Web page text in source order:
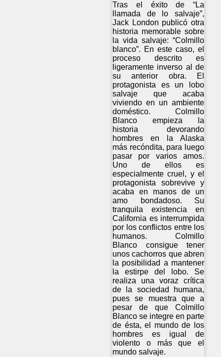
Tras el éxito de “La
llamada de lo salvaje”,
Jack London publicó otra
historia memorable sobre
la vida salvaje: “Colmillo
blanco”. En este caso, el
proceso descrito es
ligeramente inverso al de
su anterior obra. El
protagonista es un lobo
salvaje que acaba
viviendo en un ambiente
doméstico. Colmillo
Blanco empieza la
historia devorando
hombres en la Alaska
más recóndita, para luego
pasar por varios amos.
Uno de ellos es
especialmente cruel, y el
protagonista sobrevive y
acaba en manos de un
amo bondadoso. Su
tranquila existencia en
California es interrumpida
por los conflictos entre los
humanos. Colmillo
Blanco consigue tener
unos cachorros que abren
la posibilidad a mantener
la estirpe del lobo. Se
realiza una voraz crítica
de la sociedad humana,
pues se muestra que a
pesar de que Colmillo
Blanco se integre en parte
de ésta, el mundo de los
hombres es igual de
violento o más que el
mundo salvaje.